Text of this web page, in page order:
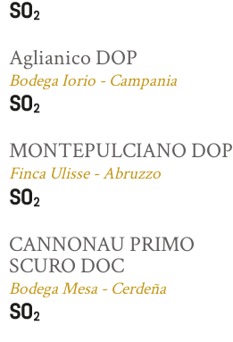
Aglianico DOP
Bodega Iorio - Campania
MONTEPULCIANO DOP
Finca Ulisse - Abruzzo
CANNONAU PRIMO
SCURO DOC
Bodega Mesa - Cerdeña